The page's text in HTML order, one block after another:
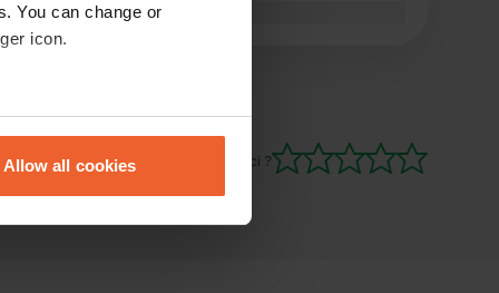
You can change or
icon.
meters
Allow all cookies
Traduit par GoogleAfficher l'original
Es-tu déjà venu ici ?